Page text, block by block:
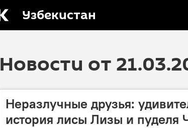
Узбекистан
Новости от
Неразлучные друзья:
история лисы Лизы и пуделя